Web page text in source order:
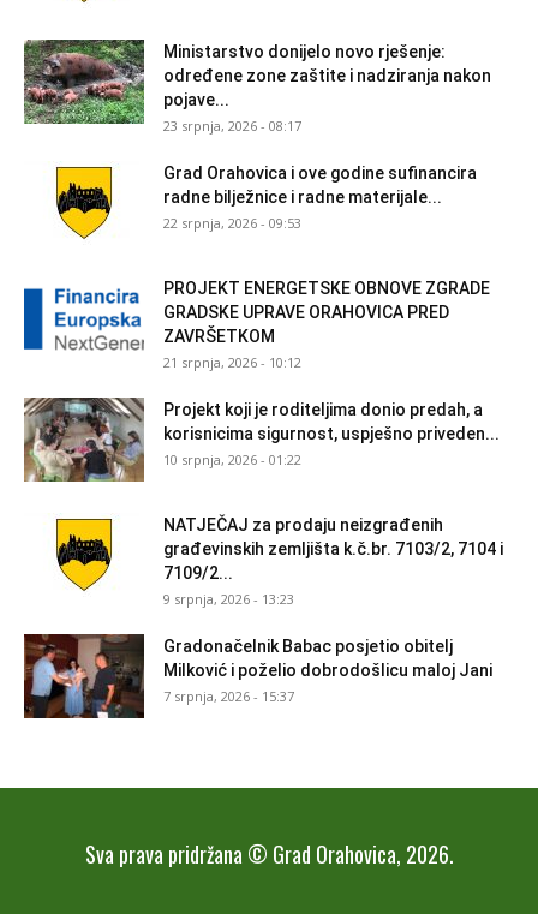
Ministarstvo donijelo novo rješenje:
određene zone zaštite i nadziranja nakon
pojave...
23 srpnja, 2026 - 08:17
Grad Orahovica i ove godine sufinancira
radne bilježnice i radne materijale...
22 srpnja, 2026 - 09:53
PROJEKT ENERGETSKE OBNOVE ZGRADE
GRADSKE UPRAVE ORAHOVICA PRED
ZAVRŠETKOM
21 srpnja, 2026 - 10:12
Projekt koji je roditeljima donio predah, a
korisnicima sigurnost, uspješno priveden...
10 srpnja, 2026 - 01:22
NATJEČAJ za prodaju neizgrađenih
građevinskih zemljišta k.č.br. 7103/2, 7104 i
7109/2...
9 srpnja, 2026 - 13:23
Gradonačelnik Babac posjetio obitelj
Milković i poželio dobrodošlicu maloj Jani
7 srpnja, 2026 - 15:37
Sva prava pridržana © Grad Orahovica, 2026.